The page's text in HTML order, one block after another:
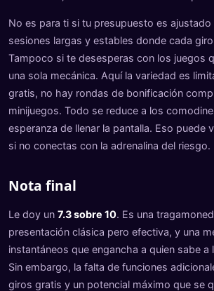
No es para ti si tu presupuesto es ajustado
sesiones largas y estables donde cada
Tampoco si te desesperas con los juegos
una sola mecánica. Aquí la variedad es
gratis, no hay rondas de bonificación
minijuegos. Todo se reduce a los
esperanza de llenar la pantalla. Eso puede
si no conectas con la adrenalina del riesgo.
Nota final
Le doy un 7.3 sobre 10. Es una
presentación clásica pero efectiva, y una
instantáneos que engancha a quien sabe a
Sin embargo, la falta de funciones
giros gratis y un potencial máximo que se